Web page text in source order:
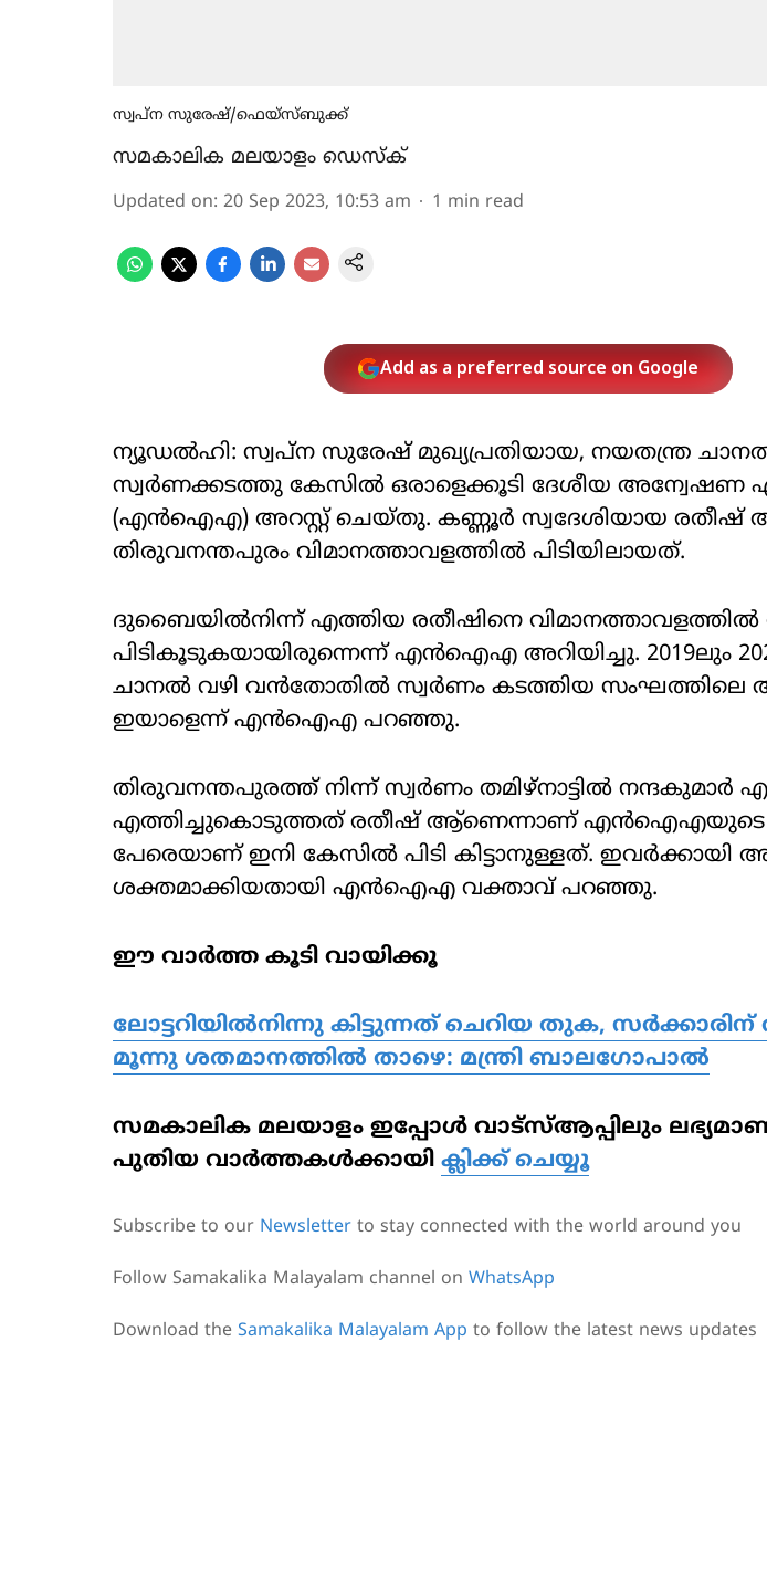
സ്വപ്ന സുരേഷ്/ഫെയ്‌സ്ബുക്ക്‌
സമകാലിക മലയാളം ഡെസ്ക്
Updated on: 20 Sep 2023, 10:53 am 1 min read
Add as a preferred source on Google
ന്യൂഡല്‍ഹി: സ്വപ്‌ന സുരേഷ് മുഖ്യപ്രതിയായ, നയതന്ത്ര
സ്വര്‍ണക്കടത്തു കേസില്‍ ഒരാളെക്കൂടി ദേശീയ അന്വേഷണ
(എന്‍ഐഎ) അറസ്റ്റ് ചെയ്തു. കണ്ണൂര്‍ സ്വദേശിയായ
തിരുവനന്തപുരം വിമാനത്താവളത്തില്‍ പിടിയിലായത്.
ദുബൈയില്‍നിന്ന് എത്തിയ രതീഷിനെ വിമാനത്താവളത്തില്‍
പിടികൂടുകയായിരുന്നെന്ന് എന്‍ഐഎ അറിയിച്ചു. 2019ലും
ചാനല്‍ വഴി വന്‍തോതില്‍ സ്വര്‍ണം കടത്തിയ സംഘത്തിലെ
ഇയാളെന്ന് എന്‍ഐഎ പറഞ്ഞു.
തിരുവനന്തപുരത്ത് നിന്ന് സ്വര്‍ണം തമിഴ്‌നാട്ടില്‍ നന്ദകുമാര്‍
എത്തിച്ചുകൊടുത്തത് രതീഷ് ആ്‌ണെന്നാണ് എന്‍ഐഎയുടെ
പേരെയാണ് ഇനി കേസില്‍ പിടി കിട്ടാനുള്ളത്. ഇവര്‍ക്കായി
ശക്തമാക്കിയതായി എന്‍ഐഎ വക്താവ് പറഞ്ഞു.
ഈ വാര്‍ത്ത കൂടി വായിക്കൂ
ലോട്ടറിയില്‍നിന്നു കിട്ടുന്നത് ചെറിയ തുക,
മൂന്നു ശതമാനത്തില്‍ താഴെ: മന്ത്രി ബാലഗോപാല്‍
സമകാലിക മലയാളം ഇപ്പോള്‍ വാട്‌സ്ആപ്പിലും
പുതിയ വാര്‍ത്തകള്‍ക്കായി ക്ലിക്ക് ചെയ്യൂ
Subscribe to our Newsletter to stay connected with the world around you
Follow Samakalika Malayalam channel on WhatsApp
Download the Samakalika Malayalam App to follow the latest news updates